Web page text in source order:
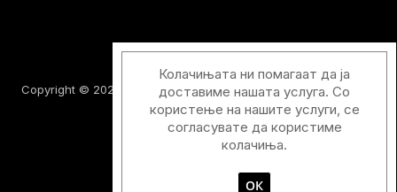
Copyright © 2026 Шатци Парфимерии. Сите права задржани.
Колачињата ни помагаат да ја
доставиме нашата услуга. Со
користење на нашите услуги, се
согласувате да користиме
колачиња.
ОК